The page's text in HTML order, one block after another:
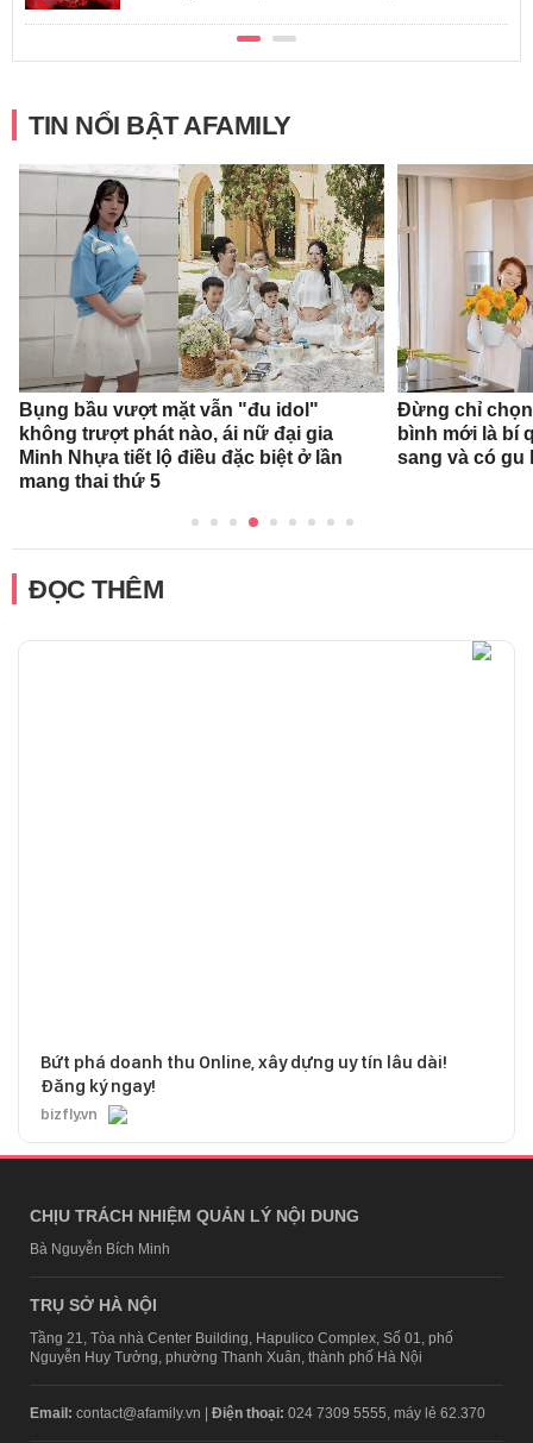
TIN NỔI BẬT AFAMILY
Bụng bầu vượt mặt vẫn "đu idol"
không trượt phát nào, ái nữ đại gia
Minh Nhựa tiết lộ điều đặc biệt ở lần
mang thai thứ 5
Đừng chỉ
bình mới là bí
sang và có gu
ĐỌC THÊM
Bứt phá doanh thu Online, xây dựng uy tín lâu dài!
Đăng ký ngay!
bizfly.vn
CHỊU TRÁCH NHIỆM QUẢN LÝ NỘI DUNG
Bà Nguyễn Bích Minh
TRỤ SỞ HÀ NỘI
Tầng 21, Tòa nhà Center Building, Hapulico Complex, Số 01, phố
Nguyễn Huy Tưởng, phường Thanh Xuân, thành phố Hà Nội
Email: contact@afamily.vn | Điện thoại: 024 7309 5555, máy lẻ 62.370